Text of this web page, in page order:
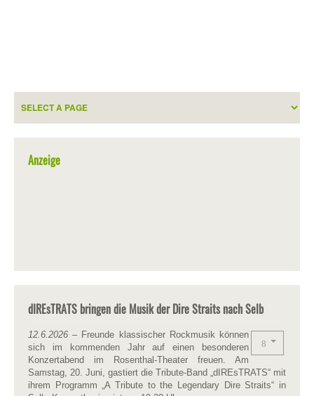
Anzeige
dIREsTRATS bringen die Musik der Dire Straits nach Selb
12.6.2026 – Freunde klassischer Rockmusik können
sich im kommenden Jahr auf einen besonderen
Konzertabend im Rosenthal-Theater freuen. Am
Samstag, 20. Juni, gastiert die Tribute-Band „dIREsTRATS“ mit
ihrem Programm „A Tribute to the Legendary Dire Straits“ in